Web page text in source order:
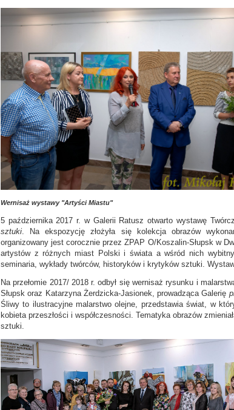
Wernisaż wystawy "Artyści Miastu"
5 października 2017 r. w Galerii Ratusz otwarto wystawę
sztuki. Na ekspozycję złożyła się kolekcja obrazów
organizowany jest corocznie przez ZPAP O/Koszalin-Słupsk w
artystów z różnych miast Polski i świata a wśród nich
seminaria, wykłady twórców, historyków i krytyków sztuki.
Na przełomie 2017/ 2018 r. odbył się wernisaż rysunku i
Słupsk oraz Katarzyna Żerdzicka-Jasionek, prowadząca Galerię
Śliwy to ilustracyjne malarstwo olejne, przedstawia świat, w
kobieta przeszłości i współczesności. Tematyka obrazów
sztuki.